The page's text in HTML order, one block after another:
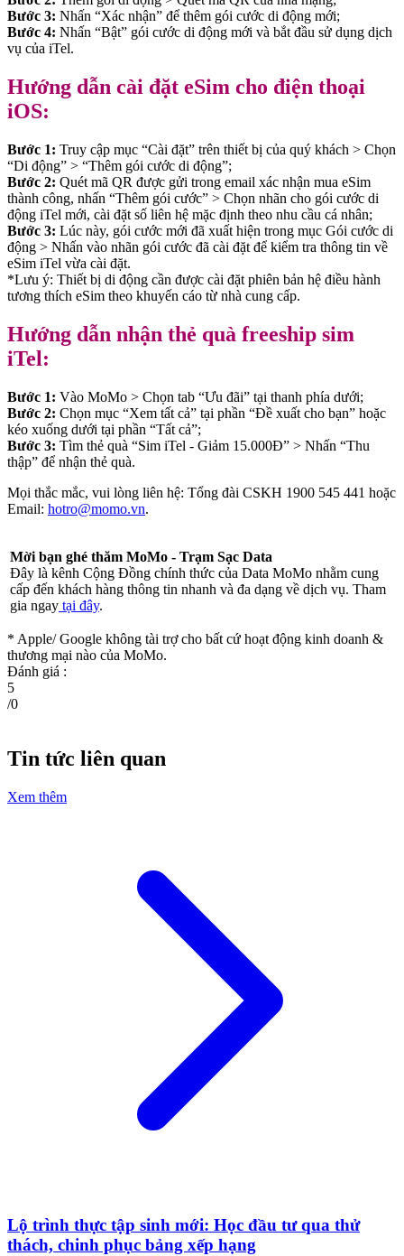
Bước 3: Nhấn “Xác nhận” để thêm gói cước di động mới;
Bước 4: Nhấn “Bật” gói cước di động mới và bắt đầu sử dụng dịch
vụ của iTel.
Hướng dẫn cài đặt eSim cho điện thoại
iOS:
Bước 1: Truy cập mục “Cài đặt” trên thiết bị của quý khách > Chọn
“Di động” > “Thêm gói cước di động”;
Bước 2: Quét mã QR được gửi trong email xác nhận mua eSim
thành công, nhấn “Thêm gói cước” > Chọn nhãn cho gói cước di
động iTel mới, cài đặt số liên hệ mặc định theo nhu cầu cá nhân;
Bước 3: Lúc này, gói cước mới đã xuất hiện trong mục Gói cước di
động > Nhấn vào nhãn gói cước đã cài đặt để kiểm tra thông tin về
eSim iTel vừa cài đặt.
*Lưu ý: Thiết bị di động cần được cài đặt phiên bản hệ điều hành
tương thích eSim theo khuyến cáo từ nhà cung cấp.
Hướng dẫn nhận thẻ quà freeship sim
iTel:
Bước 1: Vào MoMo > Chọn tab “Ưu đãi” tại thanh phía dưới;
Bước 2: Chọn mục “Xem tất cả” tại phần “Đề xuất cho bạn” hoặc
kéo xuống dưới tại phần “Tất cả”;
Bước 3: Tìm thẻ quà “Sim iTel - Giảm 15.000Đ” > Nhấn “Thu
thập” để nhận thẻ quà.
Mọi thắc mắc, vui lòng liên hệ: Tổng đài CSKH 1900 545 441 hoặc
Email: hotro@momo.vn.
Mời bạn ghé thăm MoMo - Trạm Sạc Data
Đây là kênh Cộng Đồng chính thức của Data MoMo nhằm cung
cấp đến khách hàng thông tin nhanh và đa dạng về dịch vụ. Tham
gia ngay tại đây.
* Apple/ Google không tài trợ cho bất cứ hoạt động kinh doanh &
thương mại nào của MoMo.
Đánh giá :
5
/0
Tin tức liên quan
Xem thêm
Lộ trình thực tập sinh mới: Học đầu tư qua thử
thách, chinh phục bảng xếp hạng